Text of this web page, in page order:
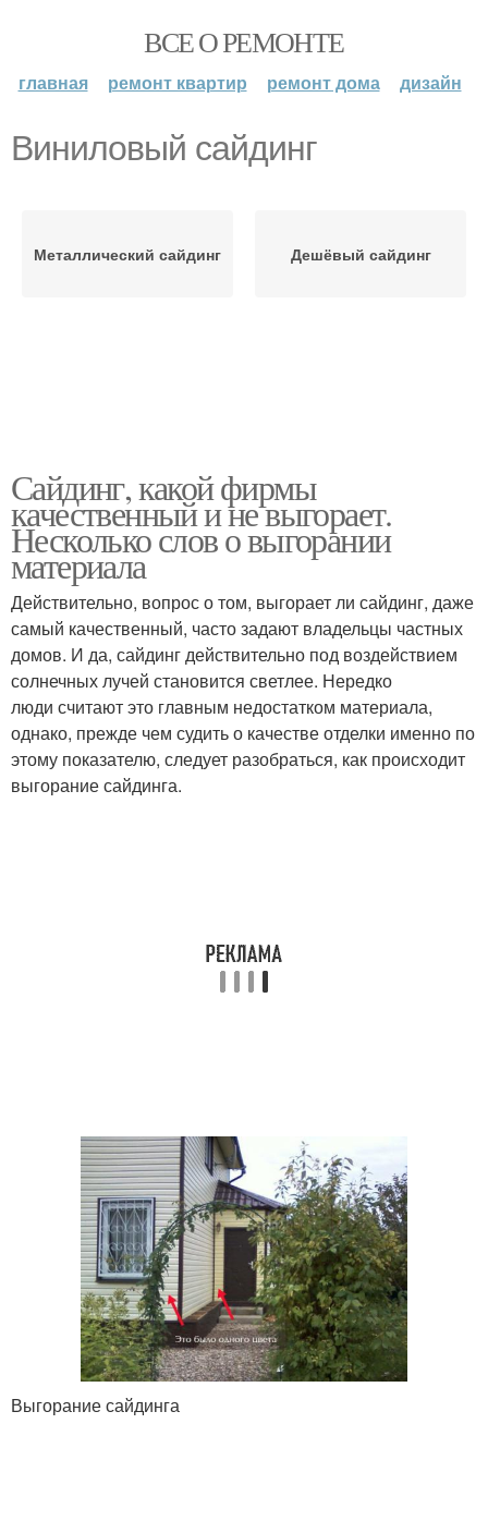
ВСЕ О РЕМОНТЕ
главная ремонт квартир ремонт дома дизайн
Виниловый сайдинг
Металлический сайдинг Дешёвый сайдинг
Сайдинг, какой фирмы
качественный и не выгорает.
Несколько слов о выгорании
материала
Действительно, вопрос о том, выгорает ли сайдинг, даже
самый качественный, часто задают владельцы частных
домов. И да, сайдинг действительно под воздействием
солнечных лучей становится светлее. Нередко
люди считают это главным недостатком материала,
однако, прежде чем судить о качестве отделки именно по
этому показателю, следует разобраться, как происходит
выгорание сайдинга.
Выгорание сайдинга